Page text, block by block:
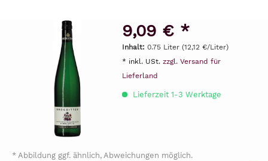
9,09 € *
Inhalt: 0.75 Liter (12,12 €/Liter)
* inkl. USt. zzgl. Versand für
Lieferland
Lieferzeit 1-3 Werktage
* Abbildung ggf. ähnlich, Abweichungen möglich.